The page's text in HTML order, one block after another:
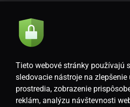
Súhlasím so
SK
Tieto webové stránky používajú
sledovacie nástroje na
prostredia, zobrazenie
reklám, analýzu návštevnosti